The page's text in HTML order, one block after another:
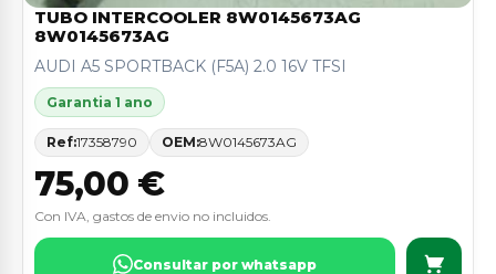
TUBO INTERCOOLER 8W0145673AG
8W0145673AG
AUDI A5 SPORTBACK (F5A) 2.0 16V TFSI
Garantia 1 ano
Ref:17358790 OEM:8W0145673AG
75,00 €
Con IVA, gastos de envio no incluidos.
Consultar por whatsapp